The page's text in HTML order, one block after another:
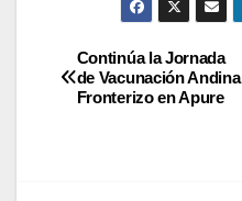
Continúa la Jornada
de Vacunación Andina
Fronterizo en Apure